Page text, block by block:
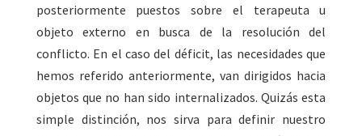
posteriormente puestos sobre el terapeuta u
objeto externo en busca de la resolución del
conflicto. En el caso del déficit, las necesidades que
hemos referido anteriormente, van dirigidos hacia
objetos que no han sido internalizados. Quizás esta
simple distinción, nos sirva para definir nuestro